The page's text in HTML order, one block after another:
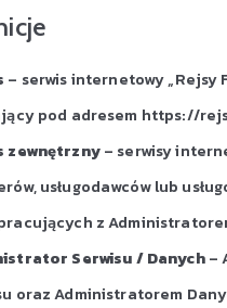
– serwis internetowy „Rejsy
pod adresem https://
zewnętrzny– serwisy
usługodawców lub
z
Serwisu / Danych–
oraz Administratorem